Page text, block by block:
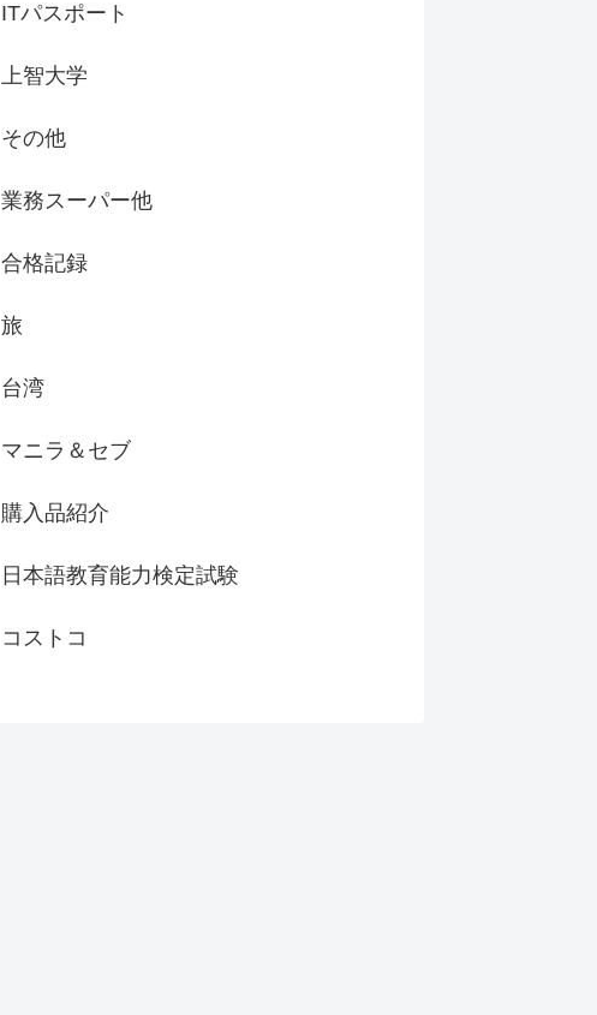
ITパスポート
上智大学
その他
業務スーパー他
合格記録
旅
台湾
マニラ＆セブ
購入品紹介
日本語教育能力検定試験
コストコ